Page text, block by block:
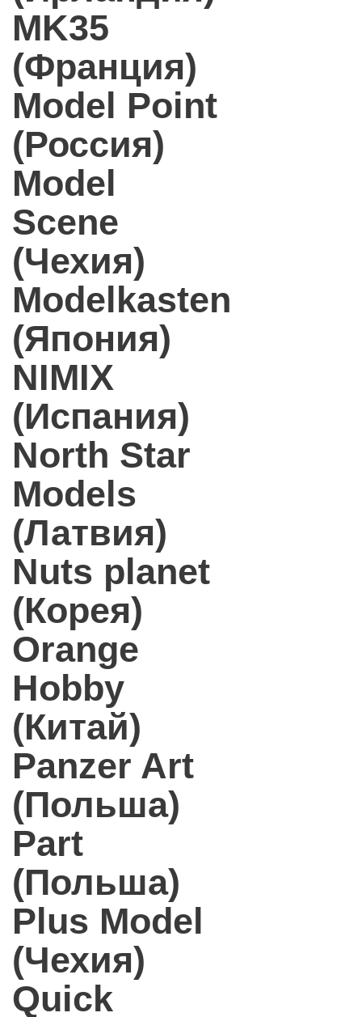
MK35
(Франция)
Model Point
(Россия)
Model
Scene
(Чехия)
Modelkasten
(Япония)
NIMIX
(Испания)
North Star
Models
(Латвия)
Nuts planet
(Корея)
Orange
Hobby
(Китай)
Panzer Art
(Польша)
Part
(Польша)
Plus Model
(Чехия)
Quick